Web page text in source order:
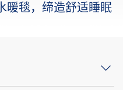
暖毯，缔造舒适睡眠